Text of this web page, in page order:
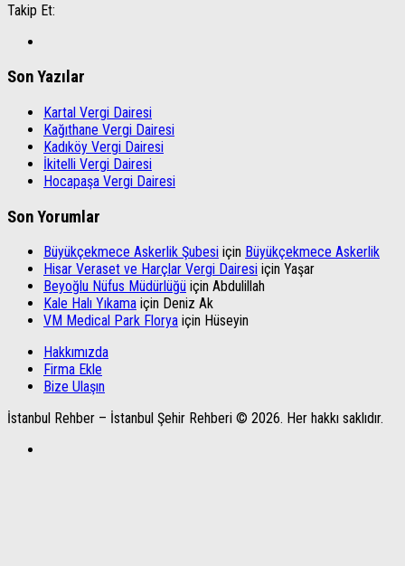
Takip Et:
Son Yazılar
Kartal Vergi Dairesi
Kağıthane Vergi Dairesi
Kadıköy Vergi Dairesi
İkitelli Vergi Dairesi
Hocapaşa Vergi Dairesi
Son Yorumlar
Büyükçekmece Askerlik Şubesi için Büyükçekmece Askerlik
Hisar Veraset ve Harçlar Vergi Dairesi için Yaşar
Beyoğlu Nüfus Müdürlüğü için Abdulillah
Kale Halı Yıkama için Deniz Ak
VM Medical Park Florya için Hüseyin
Hakkımızda
Firma Ekle
Bize Ulaşın
İstanbul Rehber – İstanbul Şehir Rehberi © 2026. Her hakkı saklıdır.